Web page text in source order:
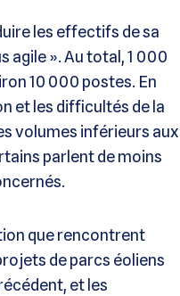
les effectifs de sa
agile ». Au total, 1 000
10 000 postes. En
et les difficultés de la
volumes inférieurs aux
parlent de moins
que rencontrent
de parcs éoliens
et les